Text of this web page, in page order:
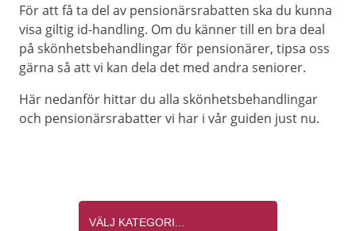
För att få ta del av pensionärsrabatten ska du kunna
visa giltig id-handling. Om du känner till en bra deal
på skönhetsbehandlingar för pensionärer, tipsa oss
gärna så att vi kan dela det med andra seniorer.
Här nedanför hittar du alla skönhetsbehandlingar
och pensionärsrabatter vi har i vår guiden just nu.